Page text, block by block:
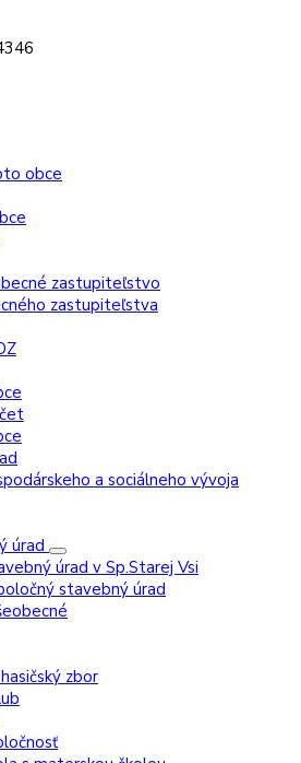
obce
zastupiteľstvo
zastupiteľstva
a sociálneho vývoja
úrad
úrad v Sp.Starej Vsi
stavebný úrad
zbor